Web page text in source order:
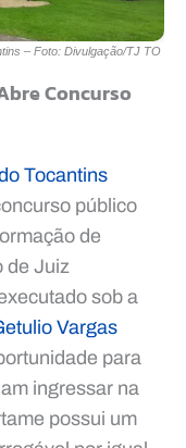
– Foto: Divulgação/TJ TO
Concurso
Tocantins
público
de
de Juiz
sob a
Vargas
para
ingressar na
possui um